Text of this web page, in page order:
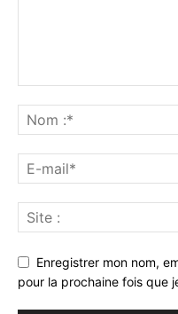
Enregistrer mon nom,
pour la prochaine fois que